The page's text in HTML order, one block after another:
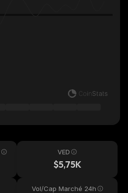
VED
$5,75K
Vol/Cap Marché 24h